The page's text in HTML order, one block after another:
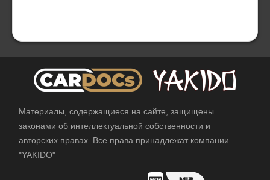
Материалы, содержащиеся на сайте, защищены
законами об интеллектуальной собственности и
авторских правах. Все права принадлежат компании
"YAKIDO"